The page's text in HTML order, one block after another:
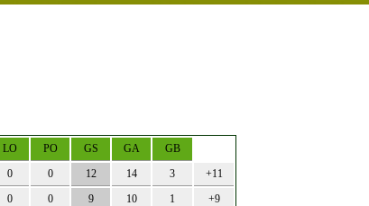
LO PO GS GA
GB
0 0 12 14 3
+11
0 0 9 10 1
+9